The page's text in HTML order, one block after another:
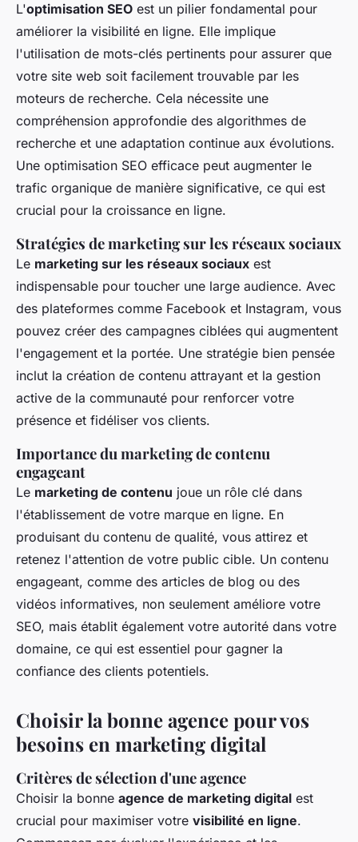
L'optimisation SEO est un pilier fondamental pour
améliorer la visibilité en ligne. Elle implique
l'utilisation de mots-clés pertinents pour assurer que
votre site web soit facilement trouvable par les
moteurs de recherche. Cela nécessite une
compréhension approfondie des algorithmes de
recherche et une adaptation continue aux évolutions.
Une optimisation SEO efficace peut augmenter le
trafic organique de manière significative, ce qui est
crucial pour la croissance en ligne.
Stratégies de marketing sur les réseaux sociaux
Le marketing sur les réseaux sociaux est
indispensable pour toucher une large audience. Avec
des plateformes comme Facebook et Instagram, vous
pouvez créer des campagnes ciblées qui augmentent
l'engagement et la portée. Une stratégie bien pensée
inclut la création de contenu attrayant et la gestion
active de la communauté pour renforcer votre
présence et fidéliser vos clients.
Importance du marketing de contenu
engageant
Le marketing de contenu joue un rôle clé dans
l'établissement de votre marque en ligne. En
produisant du contenu de qualité, vous attirez et
retenez l'attention de votre public cible. Un contenu
engageant, comme des articles de blog ou des
vidéos informatives, non seulement améliore votre
SEO, mais établit également votre autorité dans votre
domaine, ce qui est essentiel pour gagner la
confiance des clients potentiels.
Choisir la bonne agence pour vos
besoins en marketing digital
Critères de sélection d'une agence
Choisir la bonne agence de marketing digital est
crucial pour maximiser votre visibilité en ligne.